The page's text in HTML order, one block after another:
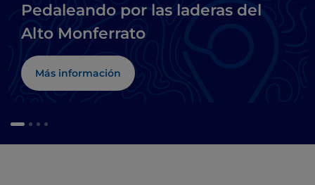
Pedaleando por las laderas del
Alto Monferrato
Más información